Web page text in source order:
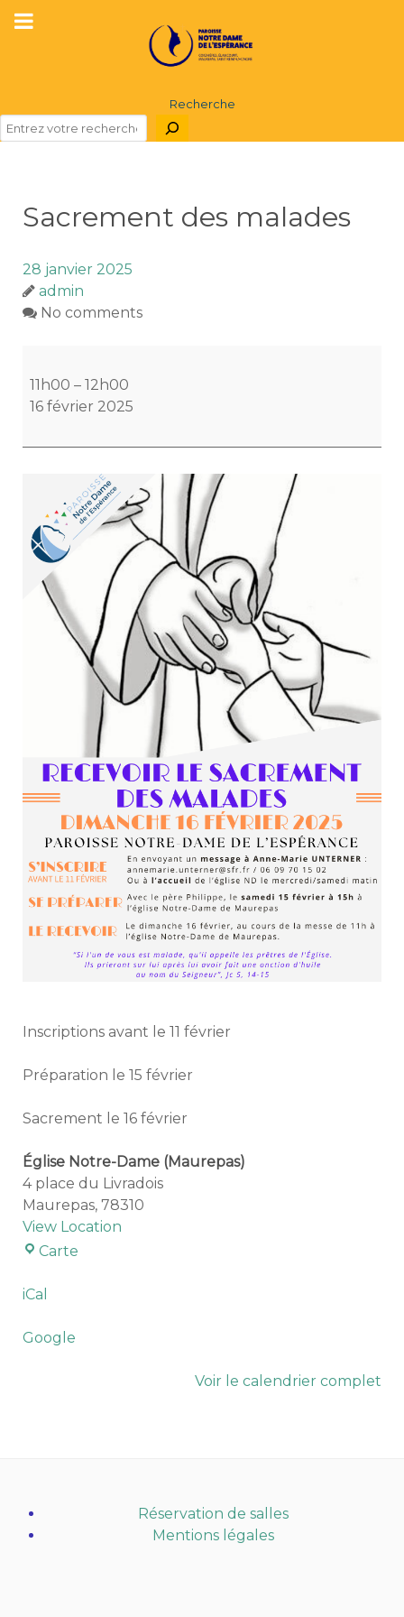
Recherche
Sacrement des malades
28 janvier 2025
admin
No comments
des
malades
11h00 – 12h00
16 février 2025
Inscriptions avant le 11 février
Préparation le 15 février
Sacrement le 16 février
Église Notre-Dame (Maurepas)
4 place du Livradois
Maurepas, 78310
View Location
Carte
iCal
Google
Voir le calendrier complet
Réservation de salles
Mentions légales